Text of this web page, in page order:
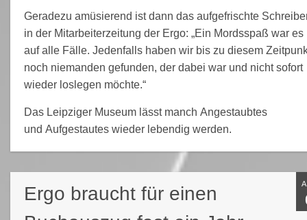
Geradezu amüsierend ist dann das aufgefrischte
in der Mitarbeiterzeitung der Ergo: „Ein Mordsspaß war es
auf alle Fälle. Jedenfalls haben wir bis zu diesem
noch niemanden gefunden, der dabei war und nicht sofort
wieder loslegen möchte.“
Das Leipziger Museum lässt manch Angestaubtes
und Aufgestautes wieder lebendig werden.
Ergo braucht für einen